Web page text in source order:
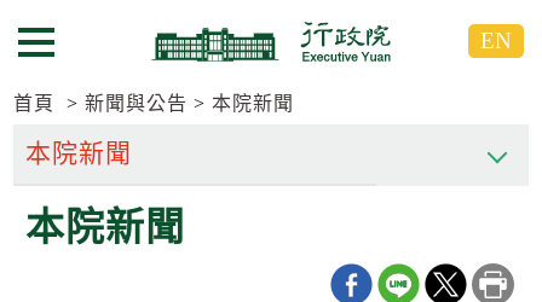
到
要
區
到
要
區
選單按鈕 EN
首頁 新聞與公告 本院新聞
本院新聞